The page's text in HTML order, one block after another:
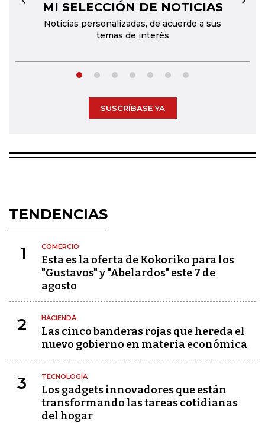
MI SELECCIÓN DE NOTICIAS
Noticias personalizadas, de acuerdo a sus
temas de interés
← →
SUSCRÍBASE YA
TENDENCIAS
1 COMERCIO
Esta es la oferta de Kokoriko para los
"Gustavos" y "Abelardos" este 7 de
agosto
2 HACIENDA
Las cinco banderas rojas que hereda el
nuevo gobierno en materia económica
3 TECNOLOGÍA
Los gadgets innovadores que están
transformando las tareas cotidianas
del hogar